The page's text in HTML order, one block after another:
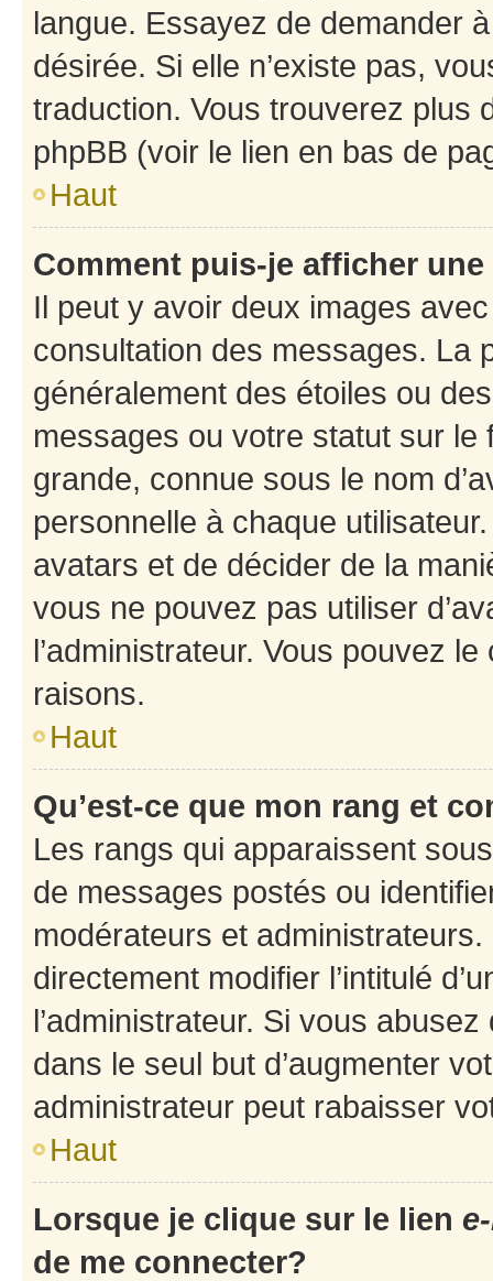
langue. Essayez de demander
désirée. Si elle n’existe pas,
traduction. Vous trouverez plus
phpBB (voir le lien en bas de
Haut
Comment puis-je afficher
Il peut y avoir deux images
consultation des messages. La
généralement des étoiles ou
messages ou votre statut sur
grande, connue sous le nom
personnelle à chaque utilisateur.
avatars et de décider de la
vous ne pouvez pas utiliser
l’administrateur. Vous pouvez
raisons.
Haut
Qu’est-ce que mon rang et
Les rangs qui apparaissent
de messages postés ou
modérateurs et
directement modifier l’intitulé
l’administrateur. Si vous
dans le seul but d’augmenter
administrateur peut rabaisser
Haut
Lorsque je clique sur le lien
de me connecter?